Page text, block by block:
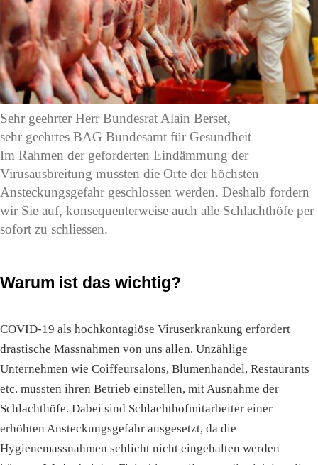
Sehr geehrter Herr Bundesrat Alain Berset,
sehr geehrtes BAG Bundesamt für Gesundheit
Im Rahmen der geforderten Eindämmung der
Virusausbreitung mussten die Orte der höchsten
Ansteckungsgefahr geschlossen werden. Deshalb fordern
wir Sie auf, konsequenterweise auch alle Schlachthöfe per
sofort zu schliessen.
Warum ist das wichtig?
COVID-19 als hochkontagiöse Viruserkrankung erfordert
drastische Massnahmen von uns allen. Unzählige
Unternehmen wie Coiffeursalons, Blumenhandel, Restaurants
etc. mussten ihren Betrieb einstellen, mit Ausnahme der
Schlachthöfe. Dabei sind Schlachthofmitarbeiter einer
erhöhten Ansteckungsgefahr ausgesetzt, da die
Hygienemassnahmen schlicht nicht eingehalten werden